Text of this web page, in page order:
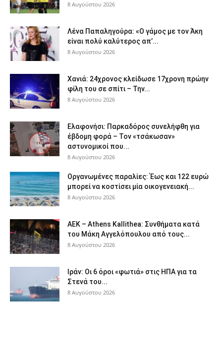
8 Αυγούστου 2026
Λένα Παπαληγούρα: «Ο γάμος με τον Άκη
είναι πολύ καλύτερος απ’...
8 Αυγούστου 2026
Χανιά: 24χρονος κλείδωσε 17χρονη πρώην
φίλη του σε σπίτι – Την...
8 Αυγούστου 2026
Ελαφονήσι: Παρκαδόρος συνελήφθη για
έβδομη φορά – Τον «τσάκωσαν»
αστυνομικοί που...
8 Αυγούστου 2026
Οργανωμένες παραλίες: Έως και 122 ευρώ
μπορεί να κοστίσει μία οικογενειακή...
8 Αυγούστου 2026
ΑΕΚ – Athens Kallithea: Συνθήματα κατά
του Μάκη Αγγελόπουλου από τους...
8 Αυγούστου 2026
Ιράν: Οι 6 όροι «φωτιά» στις ΗΠΑ για τα
Στενά του...
8 Αυγούστου 2026